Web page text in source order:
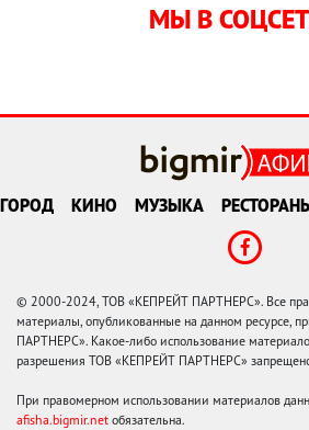
МЫ В
ГОРОД КИНО МУЗЫКА
© 2000-2024, ТОВ «КЕПРЕЙТ ПАРТНЕРС». Все
материалы, опубликованные на данном ресурсе,
ПАРТНЕРС». Какое-либо использование
разрешения ТОВ «КЕПРЕЙТ ПАРТНЕРС»
При правомерном использовании материалов
afisha.bigmir.net обязательна.